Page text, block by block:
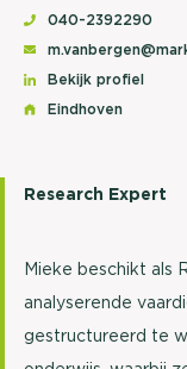
040-2392290
Bekijk profiel
Eindhoven
Research Expert
Mieke beschikt als
analyserende
gestructureerd te